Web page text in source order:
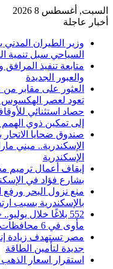
السبت, أغسطس 8 2026
أخبار عاجلة
وزير الطيران
السياحي سبل تنمية
متابعة تنفيذ
والعبور الجديدة
العثور على مقابر
تعود لعصر الهكسوس
حصاد استثنائي
إلى تمكين ذوي الهمم
صندوق ضحايا
الإسكندرية.. ميني
الإسكندرية
إيقاف أعمال ترميم
بشارع فؤاد في
منع نزول البحر ورفع
بالإسكندرية بسبب
552 بلاغًا خلال
مأوى في 6 محافظات
مصر تستهدف زيادة
جديدة لتأمين الطاقة
استقرار اسعار